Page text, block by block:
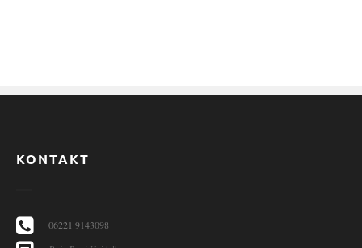
KONTAKT
06221 9143098